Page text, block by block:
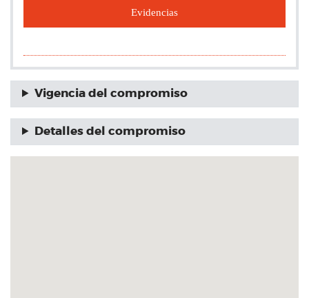
Evidencias
Vigencia del compromiso
Detalles del compromiso